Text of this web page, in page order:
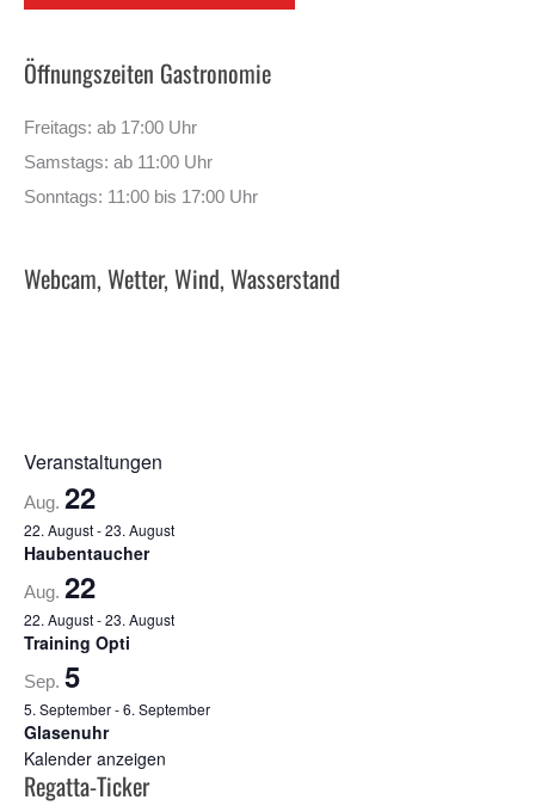
Öffnungszeiten Gastronomie
Freitags: ab 17:00 Uhr
Samstags: ab 11:00 Uhr
Sonntags: 11:00 bis 17:00 Uhr
Webcam, Wetter, Wind, Wasserstand
Veranstaltungen
Aug. 22
22. August-23. August
Haubentaucher
Aug. 22
22. August-23. August
Training Opti
Sep. 5
5. September-6. September
Glasenuhr
Kalender anzeigen
Regatta-Ticker